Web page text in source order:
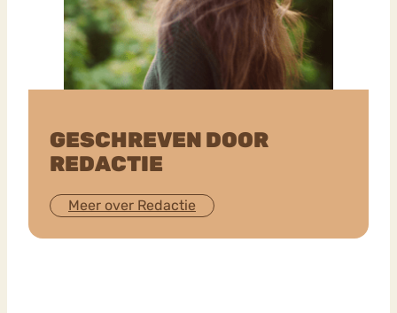
GESCHREVEN DOOR
REDACTIE
Meer over Redactie